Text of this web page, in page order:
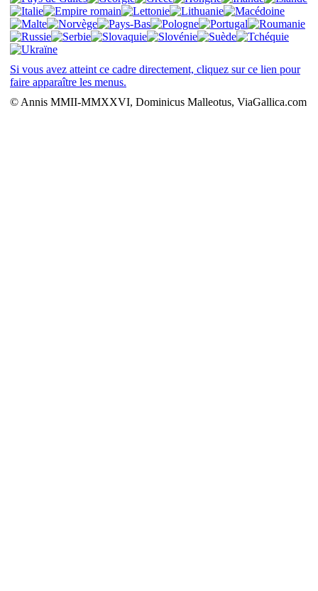
Si vous avez atteint ce cadre directement, cliquez sur ce lien pour
faire apparaître les menus.
© Annis MMII-MMXXVI, Dominicus Malleotus, ViaGallica.com